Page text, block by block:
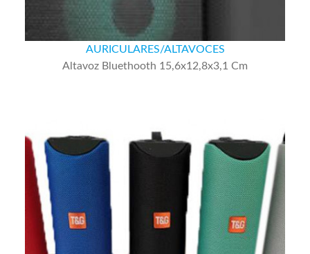
AURICULARES/ALTAVOCES
Altavoz Bluethooth 15,6x12,8x3,1 Cm